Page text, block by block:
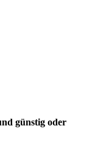
günstig oder